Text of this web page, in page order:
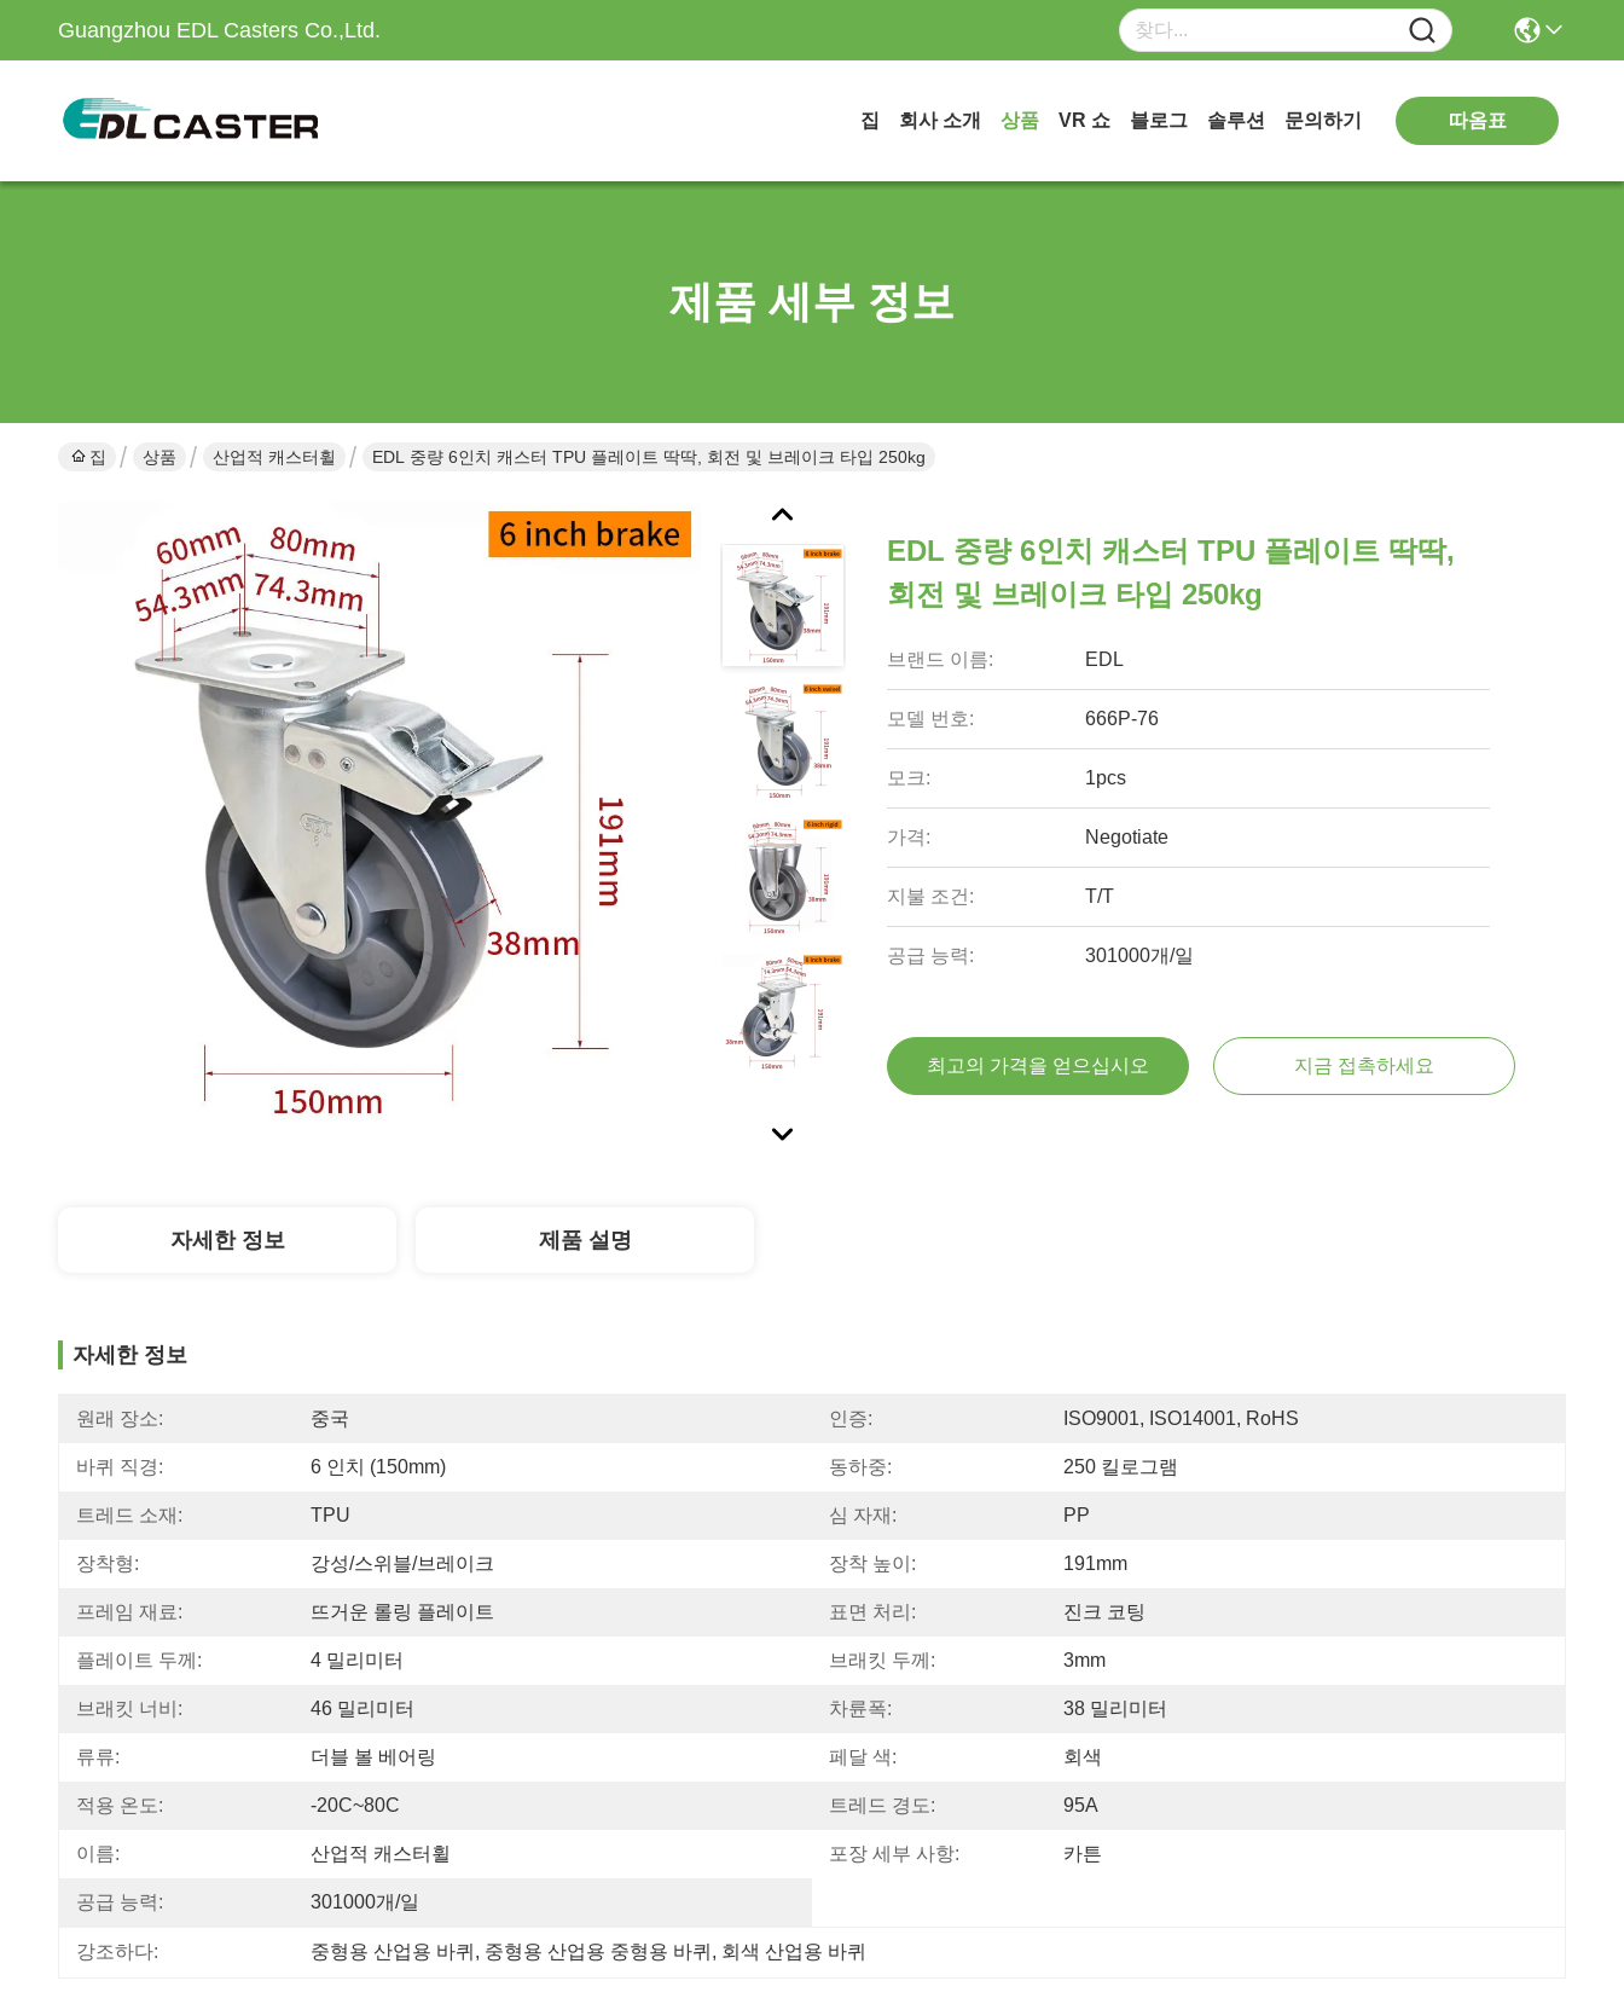
Guangzhou EDL Casters Co.,Ltd.
집 회사 소개 상품 VR 쇼 블로그 솔루션 문의하기 따옴표
제품 세부 정보
집 상품 산업적 캐스터휠 EDL 중량 6인치 캐스터 TPU 플레이트 딱딱, 회전 및 브레이크 타입 250kg
EDL 중량 6인치 캐스터 TPU 플레이트 딱딱,
회전 및 브레이크 타입 250kg
브랜드 이름: EDL
모델 번호: 666P-76
모크: 1pcs
가격: Negotiate
지불 조건: T/T
공급 능력: 301000개/일
최고의 가격을 얻으십시오 지금 접촉하세요
자세한 정보 제품 설명
자세한 정보
원래 장소: 중국 인증: ISO9001, ISO14001, RoHS
바퀴 직경: 6 인치 (150mm) 동하중: 250 킬로그램
트레드 소재: TPU 심 자재: PP
장착형: 강성/스위블/브레이크 장착 높이: 191mm
프레임 재료: 뜨거운 롤링 플레이트 표면 처리: 진크 코팅
플레이트 두께: 4 밀리미터 브래킷 두께: 3mm
브래킷 너비: 46 밀리미터 차륜폭: 38 밀리미터
류류: 더블 볼 베어링 페달 색: 회색
적용 온도: -20C~80C 트레드 경도: 95A
이름: 산업적 캐스터휠 포장 세부 사항: 카튼
공급 능력: 301000개/일
강조하다: 중형용 산업용 바퀴 , 중형용 산업용 중형용 바퀴 , 회색 산업용 바퀴